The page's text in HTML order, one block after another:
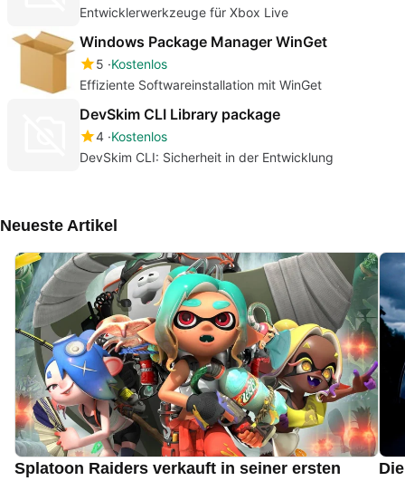
Entwicklerwerkzeuge für Xbox Live
Windows Package Manager WinGet
5 Kostenlos
Effiziente Softwareinstallation mit WinGet
DevSkim CLI Library package
4 Kostenlos
DevSkim CLI: Sicherheit in der Entwicklung
Neueste Artikel
Splatoon Raiders verkauft in seiner ersten